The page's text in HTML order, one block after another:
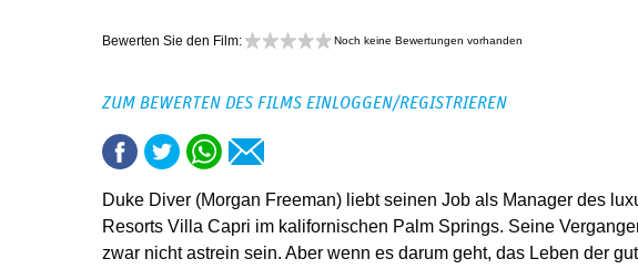
Bewerten Sie den Film: Noch keine Bewertungen vorhanden
ZUM BEWERTEN DES FILMS EINLOGGEN/REGISTRIEREN
Duke Diver (Morgan Freeman) liebt seinen Job als Manager des
Resorts Villa Capri im kalifornischen Palm Springs. Seine
zwar nicht astrein sein. Aber wenn es darum geht, das Leben der